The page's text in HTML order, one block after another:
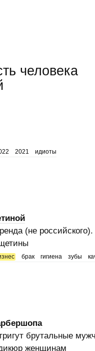
человека
2021 идиоты
(не
брак гигиена зубы
брутальные
женщинам